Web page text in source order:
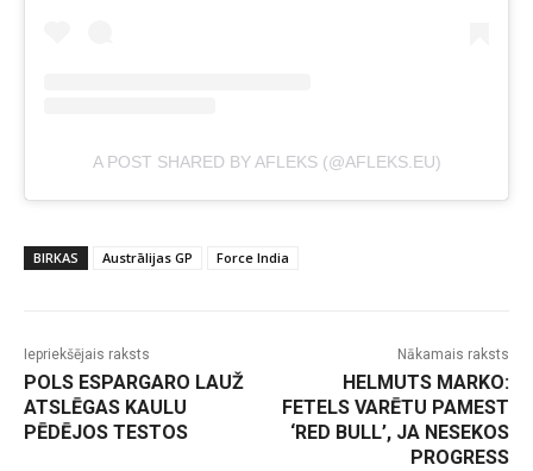
A POST SHARED BY AFLEKS (@AFLEKS.EU)
BIRKAS Austrālijas GP Force India
Iepriekšējais raksts
POLS ESPARGARO LAUŽ
ATSLĒGAS KAULU
PĒDĒJOS TESTOS
Nākamais raksts
HELMUTS MARKO:
FETELS VARĒTU PAMEST
‘RED BULL’, JA NESEKOS
PROGRESS